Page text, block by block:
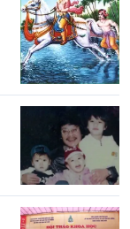
7: Luật nhân